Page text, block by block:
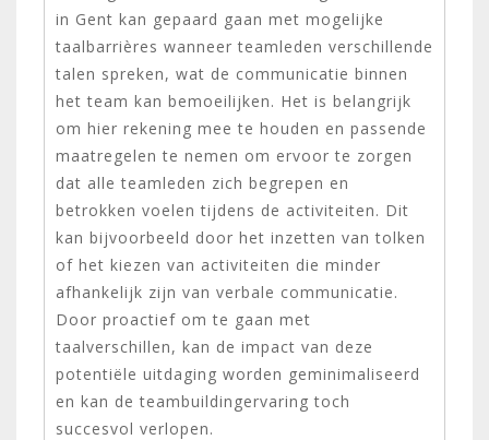
in Gent kan gepaard gaan met mogelijke
taalbarrières wanneer teamleden verschillende
talen spreken, wat de communicatie binnen
het team kan bemoeilijken. Het is belangrijk
om hier rekening mee te houden en passende
maatregelen te nemen om ervoor te zorgen
dat alle teamleden zich begrepen en
betrokken voelen tijdens de activiteiten. Dit
kan bijvoorbeeld door het inzetten van tolken
of het kiezen van activiteiten die minder
afhankelijk zijn van verbale communicatie.
Door proactief om te gaan met
taalverschillen, kan de impact van deze
potentiële uitdaging worden geminimaliseerd
en kan de teambuildingervaring toch
succesvol verlopen.